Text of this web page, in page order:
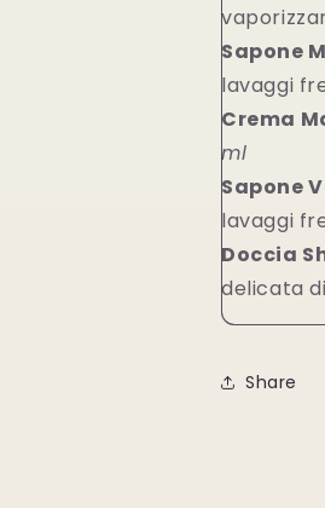
Sapone
lavaggi
Crema
ml
Sapone
lavaggi
Doccia
delicata
Share